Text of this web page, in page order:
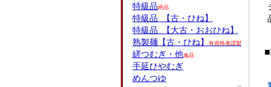
特級品絶品
特級品 【古・ひね】
特級品 【大古・おおひね】
熟製麺【古・ひね】
有資格者謹製
縒つむぎ・他逸品
手延ひやむぎ
めんつゆ